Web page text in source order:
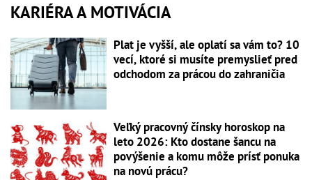
KARIÉRA A MOTIVÁCIA
Plat je vyšší, ale oplatí sa vám to? 10
vecí, ktoré si musíte premyslieť pred
odchodom za prácou do zahraničia
Veľký pracovný čínsky horoskop na
leto 2026: Kto dostane šancu na
povýšenie a komu môže prísť ponuka
na novú prácu?